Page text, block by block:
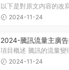
頻播放12W+，單日
以下是對原文内容的改
2024-11-24
2024-騰訊流量主廣
法，日賺500-1000+
項目概述 騰訊的流量變現模式對許多人來說并不陌
生，大多數人對其盈利
2024-11-24